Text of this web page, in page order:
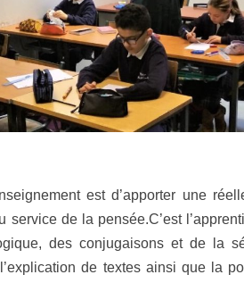
est d’apporter une
service de la pensée.C’est
des conjugaisons et de la
de textes ainsi que la